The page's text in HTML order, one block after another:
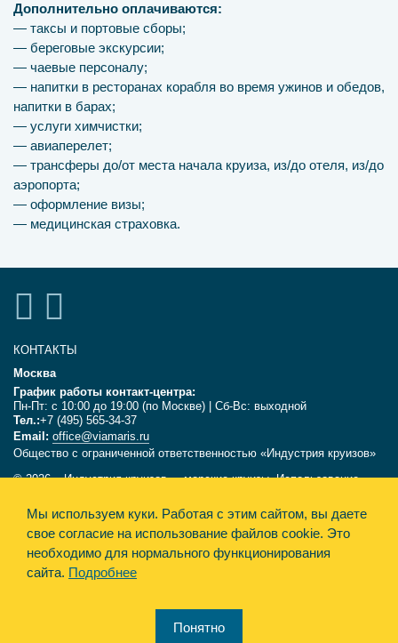
Дополнительно оплачиваются:
— таксы и портовые сборы;
— береговые экскурсии;
— чаевые персоналу;
— напитки в ресторанах корабля во время ужинов и обедов,
напитки в барах;
— услуги химчистки;
— авиаперелет;
— трансферы до/от места начала круиза, из/до отеля, из/до
аэропорта;
— оформление визы;
— медицинская страховка.
КОНТАКТЫ
Москва
График работы контакт-центра:
Пн-Пт: с 10:00 до 19:00 (по Москве) | Сб-Вс: выходной
Тел.:+7 (495) 565-34-37
Email: office@viamaris.ru
Общество с ограниченной ответственностью «Индустрия круизов»
© 2026, «Индустрия круизов» - морские круизы. Использование
разрешения компании «Индустрия круизов». Информация,
размещённая на сайте, несёт справочный характер и не является
офертой.
Политика конфиденциальности
Мы используем куки. Работая с этим сайтом, вы даете
свое согласие на использование файлов cookie. Это
необходимо для нормального функционирования
сайта. Подробнее
Понятно